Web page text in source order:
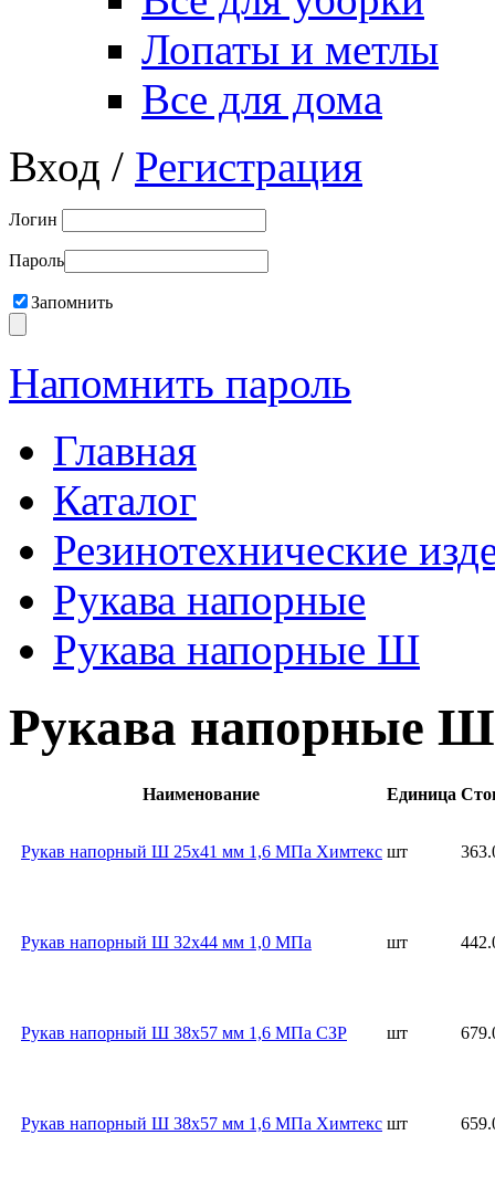
Лопаты и метлы
Все для дома
Вход / Регистрация
Логин
Пароль
Запомнить
Напомнить пароль
Главная
Каталог
Резинотехнические
Рукава напорные
Рукава напорные Ш
Рукава напорные Ш
Наименование Единица
Рукав напорный Ш 25х41 мм 1,6 МПа Химтекс шт
Рукав напорный Ш 32х44 мм 1,0 МПа шт
Рукав напорный Ш 38х57 мм 1,6 МПа СЗР шт
Рукав напорный Ш 38х57 мм 1,6 МПа Химтекс шт